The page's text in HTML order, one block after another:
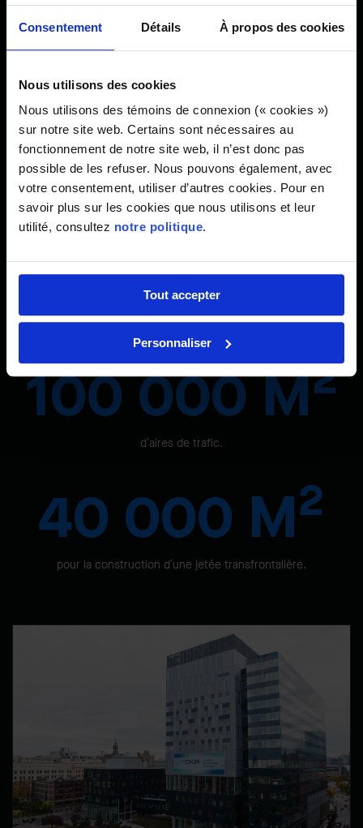
Consentement Détails À propos des cookies
Nous utilisons des cookies
Nous utilisons des témoins de connexion (« cookies »)
sur notre site web. Certains sont nécessaires au
fonctionnement de notre site web, il n’est donc pas
possible de les refuser. Nous pouvons également, avec
votre consentement, utiliser d’autres cookies. Pour en
savoir plus sur les cookies que nous utilisons et leur
utilité, consultez notre politique.
Tout accepter
Personnaliser
Nous avons réalisé les travaux sans affecter les opérations
d'Aéroports de Montréal (ADM) et dans le respect de
accès.
Travaux en simultané
Dans les plans de phasage et les échéanciers, nous avons
pris en compte les travaux civils et de lignes de carburant
effectués simultanément.
Le chantier en chiffres
100 000 M2
d’aires de trafic.
40 000 M2
pour la construction d’une jetée transfrontalière.